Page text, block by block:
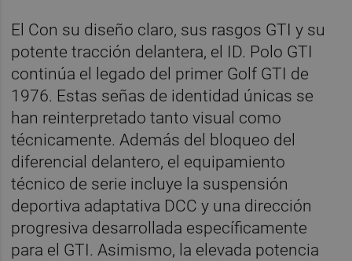
El Con su diseño claro, sus rasgos GTI y su
potente tracción delantera, el ID. Polo GTI
continúa el legado del primer Golf GTI de
1976. Estas señas de identidad únicas se
han reinterpretado tanto visual como
técnicamente. Además del bloqueo del
diferencial delantero, el equipamiento
técnico de serie incluye la suspensión
deportiva adaptativa DCC y una dirección
progresiva desarrollada específicamente
para el GTI. Asimismo, la elevada potencia